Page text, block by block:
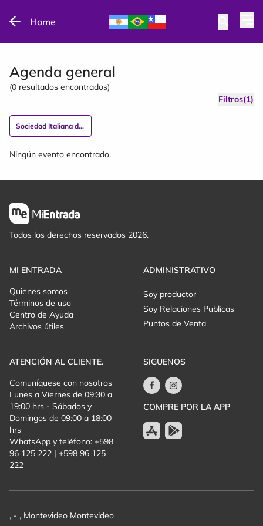
Home
Agenda general
(0 resultados encontrados)
Filtros(1)
Sociedad Italiana de Florida
Ningún evento encontrado.
Todos los derechos reservados 2026.
MI ENTRADA
Quienes somos
Términos de uso
Centro de Ayuda
Archivos útiles
ADMINISTRATIVO
Soy productor
Soy Relaciones Publicas
Puntos de Venta
ATENCIÓN AL CLIENTE.
Comuníquese con nosotros
Lunes a Viernes de 09:30 a
19:00 hrs - Sábados y
Domingos de 09:00 a 18:00
hrs
WhatsApp y teléfono: +598
96 125 222 | +598 96 125
222
SIGUENOS
COMPRE POR LA APP
, - , Montevideo Montevideo